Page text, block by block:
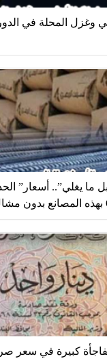
وغزل المحلة في
ما يغلي”.. أسعار”
مفاجأة كبيرة في سعر